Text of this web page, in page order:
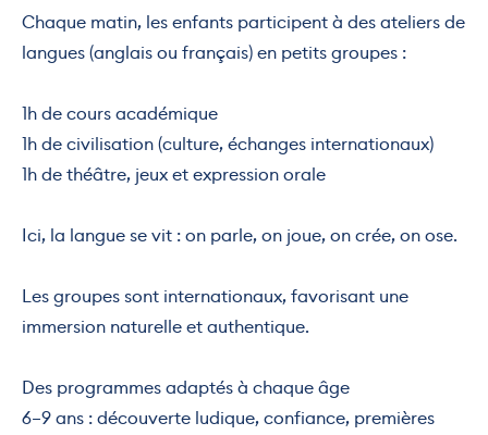
Chaque matin, les enfants participent à des ateliers de
langues (anglais ou français) en petits groupes :
1h de cours académique
1h de civilisation (culture, échanges internationaux)
1h de théâtre, jeux et expression orale
Ici, la langue se vit : on parle, on joue, on crée, on ose.
Les groupes sont internationaux, favorisant une
immersion naturelle et authentique.
Des programmes adaptés à chaque âge
6–9 ans : découverte ludique, confiance, premières